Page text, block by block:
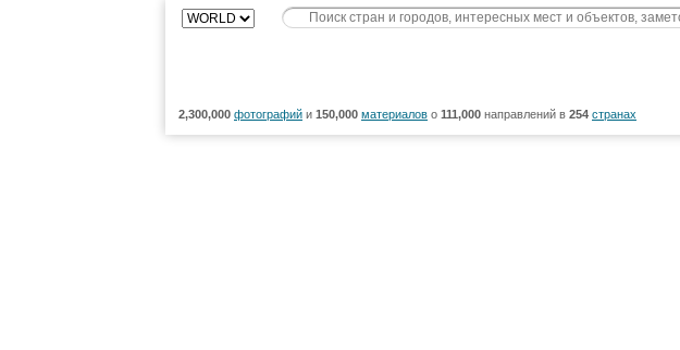
2,300,000 фотографий и 150,000 материалов о 111,000 направлений в 254 странах